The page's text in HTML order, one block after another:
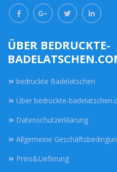
ÜBER BEDRUCKTE-
bedruckte Badelatschen
Über bedruckte-
Datenschutzerklärung
Allgemeine
Preis&Lieferung